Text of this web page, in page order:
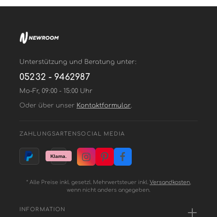
Unterstützung und Beratung unter:
05232 - 9462987
Mo-Fr, 09:00 - 15:00 Uhr
Oder über unser Kontaktformular.
ZAHLUNGSARTEN SOCIAL MEDIA
* Alle Preise inkl. gesetzl. Mehrwertsteuer inkl. Versandkosten,
wenn nicht anders angegeben.
INFORMATION